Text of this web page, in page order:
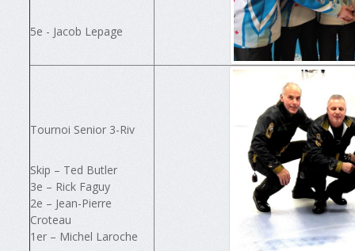
5e - Jacob Lepage
Tournoi Senior 3-Riv
Skip – Ted Butler
3e – Rick Faguy
2e – Jean-Pierre
Croteau
1er – Michel Laroche